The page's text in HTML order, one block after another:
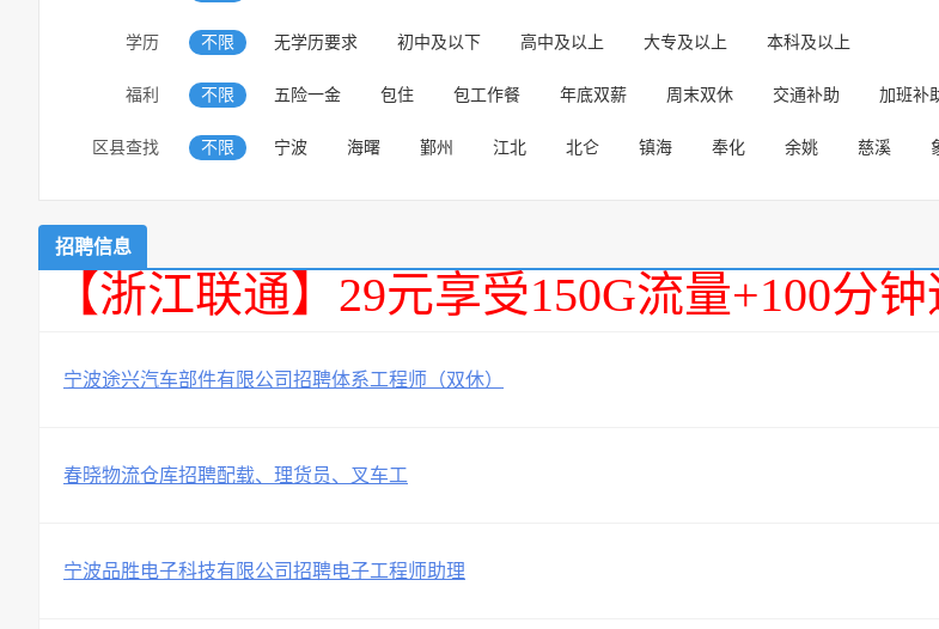
学历 不限 无学历要求 初中及以下 高中及以上 大专及以上 本科及以上
福利 不限 五险一金 包住 包工作餐 年底双薪 周末双休 交通补助 加班补
区县查找 不限 宁波 海曙 鄞州 江北 北仑 镇海 奉化 余姚 慈溪
招聘信息
【浙江联通】29元享受150G流量+100分
宁波途兴汽车部件有限公司招聘体系工程师（双休）
春晓物流仓库招聘配载、理货员、叉车工
宁波品胜电子科技有限公司招聘电子工程师助理